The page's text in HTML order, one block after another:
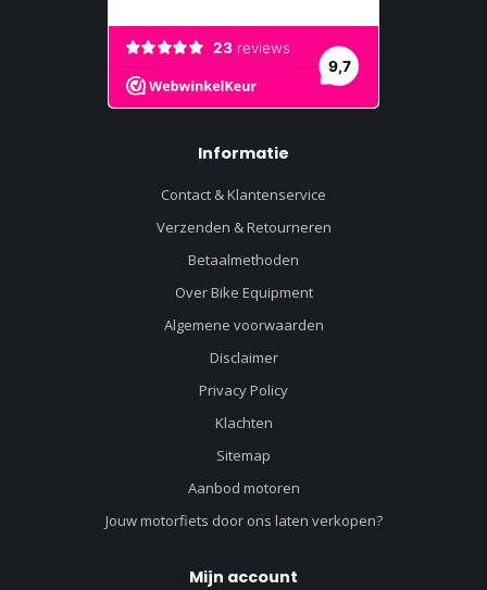
Informatie
Contact & Klantenservice
Verzenden & Retourneren
Betaalmethoden
Over Bike Equipment
Algemene voorwaarden
Disclaimer
Privacy Policy
Klachten
Sitemap
Aanbod motoren
Jouw motorfiets door ons laten verkopen?
Mijn account